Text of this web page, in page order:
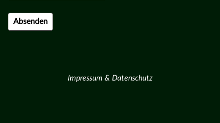
Impressum & Datenschutz